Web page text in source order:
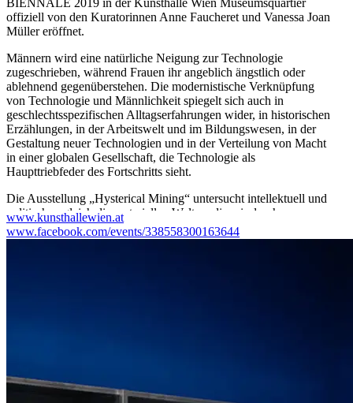
offiziell von den Kuratorinnen Anne Faucheret und Vanessa Joan
Müller eröffnet.
Männern wird eine natürliche Neigung zur Technologie
zugeschrieben, während Frauen ihr angeblich ängstlich oder
ablehnend gegenüberstehen. Die modernistische Verknüpfung
von Technologie und Männlichkeit spiegelt sich auch in
geschlechtsspezifischen Alltagserfahrungen wider, in historischen
Erzählungen, in der Arbeitswelt und im Bildungswesen, in der
Gestaltung neuer Technologien und in der Verteilung von Macht
in einer globalen Gesellschaft, die Technologie als
Haupttriebfeder des Fortschritts sieht.
Die Ausstellung „Hysterical Mining“ untersucht intellektuell und
politisch zugleich die materiellen Welten, die wir durch
Technologie erzeugen, und die Rolle der Technologie in der
Ausbildung lokaler und globaler Konfigurationen von Macht,
Maier, Miao Ying, Pratchaya Phinthong, Marlies Pöschl,
Delphine Reist, Tabita Rezaire
www.kunsthallewien.at
www.facebook.com/events/338558300163644